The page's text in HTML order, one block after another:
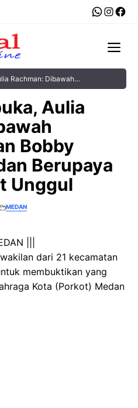
Rachman: Dibawah
Aulia
Bobby
Berupaya
Unggul
MEDAN
|||
dari 21 kecamatan
membuktikan yang
Kota (Porkot) Medan